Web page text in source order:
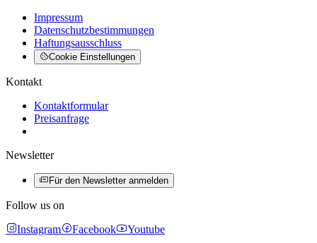
Impressum
Datenschutzbestimmungen
Haftungsausschluss
Cookie Einstellungen
Kontakt
Kontaktformular
Preisanfrage
Newsletter
Für den Newsletter anmelden
Follow us on
Instagram
Facebook
Youtube